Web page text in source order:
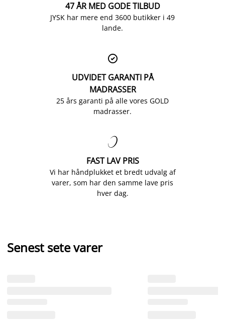
47 ÅR MED GODE TILBUD
JYSK har mere end 3600 butikker i 49
lande.

UDVIDET GARANTI PÅ
MADRASSER
25 års garanti på alle vores GOLD
madrasser.

FAST LAV PRIS
Vi har håndplukket et bredt udvalg af
varer, som har den samme lave pris
hver dag.
Senest sete varer